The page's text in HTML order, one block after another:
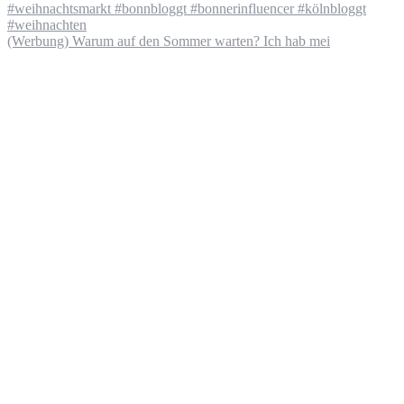
(Werbung) Warum auf den Sommer warten? Ich hab mei